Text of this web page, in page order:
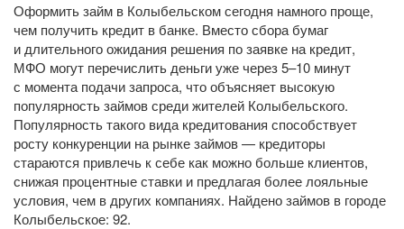
Оформить займ в Колыбельском сегодня намного проще,
чем получить кредит в банке. Вместо сбора бумаг
и длительного ожидания решения по заявке на кредит,
МФО могут перечислить деньги уже через 5–10 минут
с момента подачи запроса, что объясняет высокую
популярность займов среди жителей Колыбельского.
Популярность такого вида кредитования способствует
росту конкуренции на рынке займов — кредиторы
стараются привлечь к себе как можно больше клиентов,
снижая процентные ставки и предлагая более лояльные
условия, чем в других компаниях. Найдено займов в городе
Колыбельское: 92.